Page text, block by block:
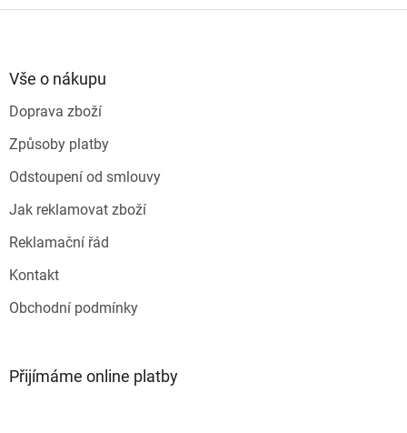
v
Vše o nákupu
Doprava zboží
Způsoby platby
Odstoupení od smlouvy
Jak reklamovat zboží
Reklamační řád
Kontakt
Obchodní podmínky
Přijímáme online platby